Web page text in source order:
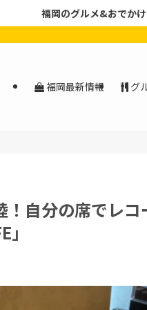
福岡のグルメ&おでかけ
福岡最新情報 グ
自分の席でレコ